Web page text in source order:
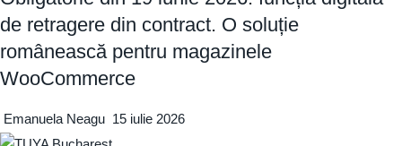
de retragere din contract. O soluție
românească pentru magazinele
WooCommerce
Emanuela Neagu 15 iulie 2026